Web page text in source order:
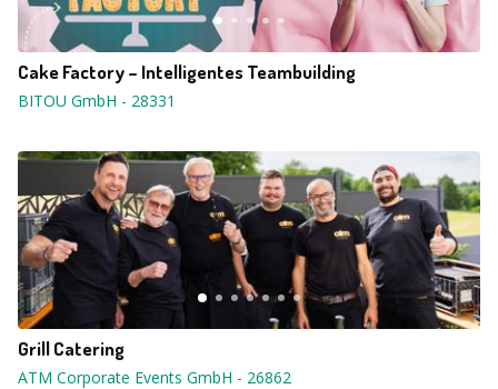
Cake Factory – Intelligentes Teambuilding
BITOU GmbH - 28331
Grill Catering
ATM Corporate Events GmbH - 26862